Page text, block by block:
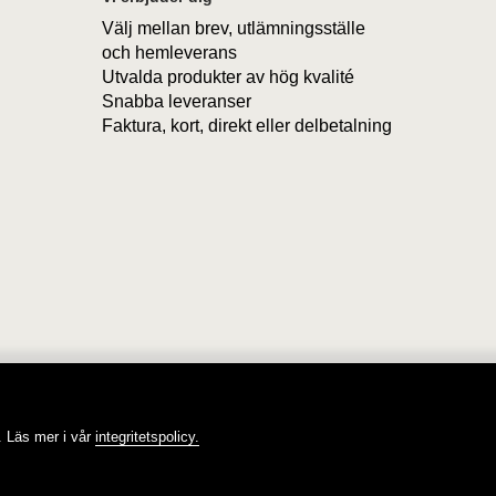
Läs mer i vår integritetspolicy.
Välj mellan brev, utlämningsställe
och hemleverans
Utvalda produkter av hög kvalité
Snabba leveranser
Faktura, kort, direkt eller delbetalning
Tvålshoppen, tvål på nätet!